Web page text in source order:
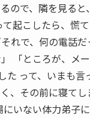
ので、隣を見る
起こしたら、慌
れで、何の電話
「ところが、メ
って、いまも言
、その前に寝てし
いない体力弟子